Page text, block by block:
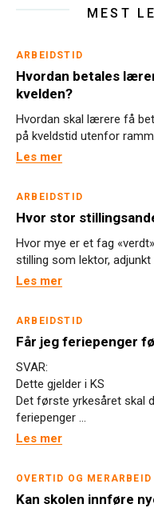
MEST
ARBEIDSTID
Hvordan betales
kvelden?
Hvordan skal lærere få
på kveldstid utenfor
Les mer
ARBEIDSTID
Hvor stor
Hvor mye er et fag
stilling som lektor, adjunkt
Les mer
ARBEIDSTID
Får jeg feriepenger
SVAR:
Dette gjelder i KS
Det første yrkesåret skal
feriepenger ...
Les mer
OVERTID OG MERARBEID
Kan skolen innføre